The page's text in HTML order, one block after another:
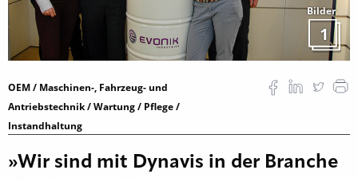
Bilder
1
OEM / Maschinen-, Fahrzeug- und
Antriebstechnik / Wartung / Pflege /
Instandhaltung
»Wir sind mit Dynavis in der Branche